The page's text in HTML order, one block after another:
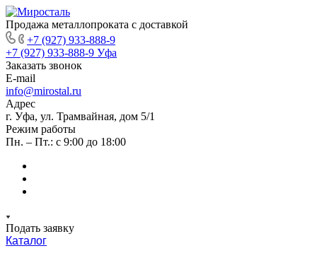
Продажа металлопроката с доставкой
+7 (927) 933-888-9
+7 (927) 933-888-9 Уфа
Заказать звонок
E-mail
info@mirostal.ru
Адрес
г. Уфа, ул. Трамвайная, дом 5/1
Режим работы
Пн. – Пт.: с 9:00 до 18:00
Подать заявку
Каталог